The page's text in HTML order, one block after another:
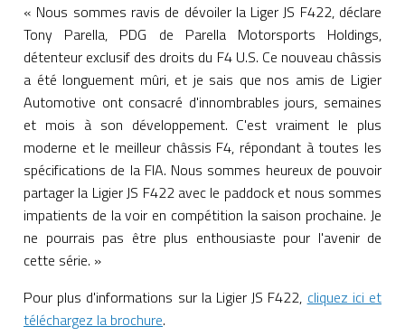
« Nous sommes ravis de dévoiler la Liger JS F422, déclare
Tony Parella, PDG de Parella Motorsports Holdings,
détenteur exclusif des droits du F4 U.S. Ce nouveau châssis
a été longuement mûri, et je sais que nos amis de Ligier
Automotive ont consacré d'innombrables jours, semaines
et mois à son développement. C'est vraiment le plus
moderne et le meilleur châssis F4, répondant à toutes les
spécifications de la FIA. Nous sommes heureux de pouvoir
partager la Ligier JS F422 avec le paddock et nous sommes
impatients de la voir en compétition la saison prochaine. Je
ne pourrais pas être plus enthousiaste pour l'avenir de
cette série. »
Pour plus d'informations sur la Ligier JS F422, cliquez ici et
téléchargez la brochure.